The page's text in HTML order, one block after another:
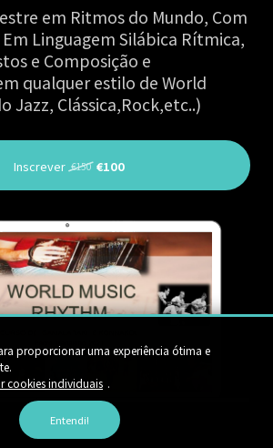
em Ritmos do Mundo, Com
Linguagem Silábica Rítmica,
e Composição e
qualquer estilo de World
Jazz, Clássica,Rock,etc..)
Inscrever €150 €100
proporcionar uma experiência ótima e
cookies individuais .
Entendi!